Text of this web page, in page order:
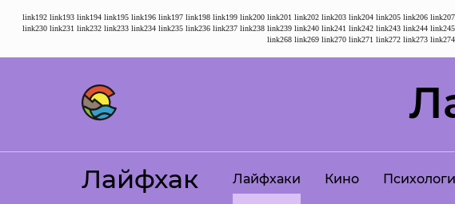
link192 link193 link194 link195 link196 link197 link198 link199 link200 link201 link202 link203 link204 link205 link206 link207
link230 link231 link232 link233 link234 link235 link236 link237 link238 link239 link240 link241 link242 link243 link244 link245
link268 link269 link270 link271 link272 link273 link274
Лайфхак Лайфхаки Кино